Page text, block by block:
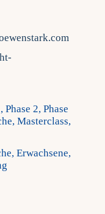
Phase 2, Phase
Masterclass,
Erwachsene,